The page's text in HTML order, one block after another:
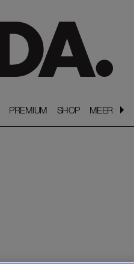
PREMIUM
PREMIUM SHOP
SHOP MEER
MEER